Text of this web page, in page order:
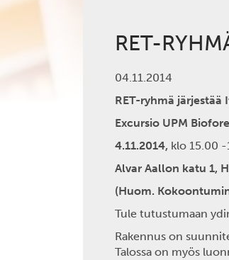
RET-
04.11.2014
RET-ryhmä järjestää
Excursio UPM
4.11.2014, klo 15.00 -
Alvar Aallon katu 1,
(Huom.
Tule tutustumaan
Rakennus on
Talossa on myös